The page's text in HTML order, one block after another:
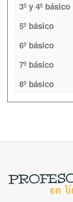
3º y 4º básico
5º básico
6º básico
7º básico
8º básico